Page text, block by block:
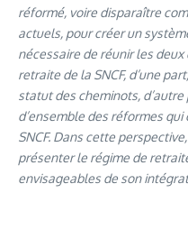
réformé, voire disparaître
actuels, pour créer un
nécessaire de réunir les
retraite de la SNCF, d’une
statut des cheminots,
d’ensemble des réformes
SNCF. Dans cette
présenter le régime de
envisageables de son